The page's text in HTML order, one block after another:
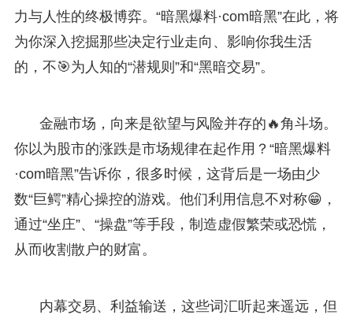
力与人性的终极博弈。“暗黑爆料·com暗黑”在此，将
为你深入挖掘那些决定行业走向、影响你我生活
的，不🎯为人知的“潜规则”和“黑暗交易”。
金融市场，向来是欲望与风险并存的🔥角斗场。
你以为股市的涨跌是市场规律在起作用？“暗黑爆料
·com暗黑”告诉你，很多时候，这背后是一场由少
数“巨鳄”精心操控的游戏。他们利用信息不对称😁，
通过“坐庄”、“操盘”等手段，制造虚假繁荣或恐慌，
从而收割散户的财富。
内幕交易、利益输送，这些词汇听起来遥远，但